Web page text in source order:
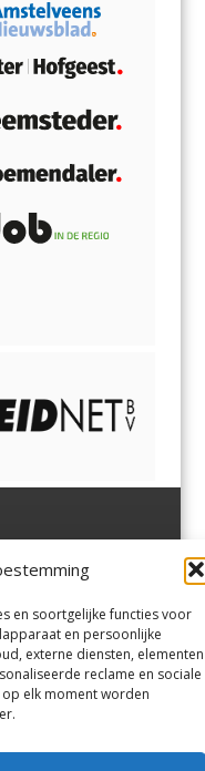
en soortgelijke functies voor
en persoonlijke
externe diensten, elementen
reclame en sociale
elk moment worden
,Velsen-Zuid,
,Driehuisen
.